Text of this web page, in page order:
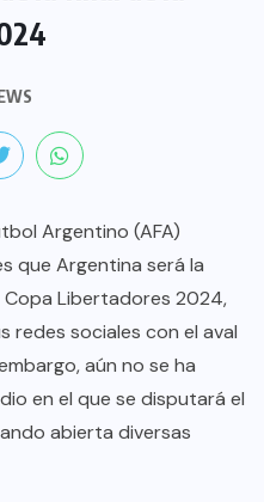
Argentino (AFA)
que Argentina será la
Copa Libertadores 2024,
redes sociales con el aval
aún no se ha
en el que se disputará el
abierta diversas